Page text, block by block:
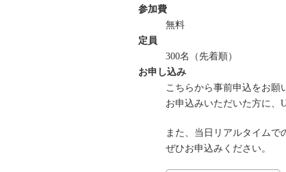
参加費
無料
定員
300名（先着順）
お申し込み
こちらから事前申込をお願
お申込みいただいた方に、
また、当日リアルタイムで
ぜひお申込みください。